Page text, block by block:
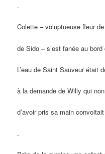
.
Colette – voluptueuse fleur de
de Sido – s’est fanée au bord
L’eau de Saint Sauveur était
à la demande de Willy qui
d’avoir pris sa main
.